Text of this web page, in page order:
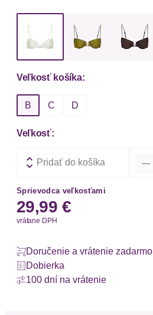
Veľkosť košíka:
B C D
Veľkosť:
Pridať do košíka
Sprievodca veľkosťami
29,99 €
vrátane DPH
Doručenie a vrátenie zadarmo
Dobierka
100 dní na vrátenie